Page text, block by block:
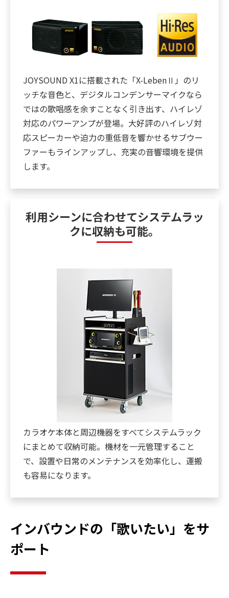
JOYSOUND X1に搭載された「X-LebenⅡ」のリ
ッチな音色と、デジタルコンデンサーマイクなら
ではの歌唱感を余すことなく引き出す、ハイレゾ
対応のパワーアンプが登場。大好評のハイレゾ対
応スピーカーや迫力の重低音を響かせるサブウー
ファーもラインアップし、充実の音響環境を提供
します。
利用シーンに合わせてシステムラッ
クに収納も可能。
カラオケ本体と周辺機器をすべてシステムラック
にまとめて収納可能。機材を一元管理すること
で、設置や日常のメンテナンスを効率化し、運搬
も容易になります。
インバウンドの「歌いたい」をサ
ポート